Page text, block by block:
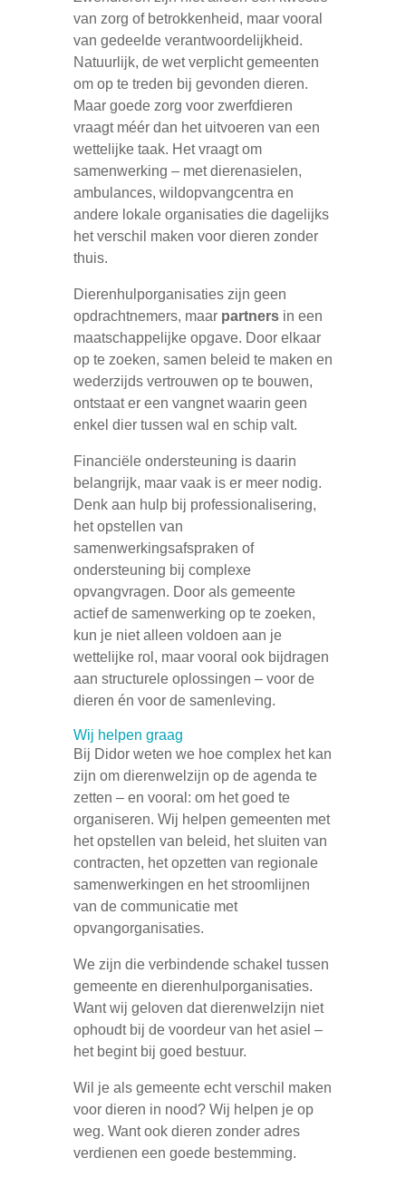
van zorg of betrokkenheid, maar vooral
van gedeelde verantwoordelijkheid.
Natuurlijk, de wet verplicht gemeenten
om op te treden bij gevonden dieren.
Maar goede zorg voor zwerfdieren
vraagt méér dan het uitvoeren van een
wettelijke taak. Het vraagt om
samenwerking – met dierenasielen,
ambulances, wildopvangcentra en
andere lokale organisaties die dagelijks
het verschil maken voor dieren zonder
thuis.
Dierenhulporganisaties zijn geen
opdrachtnemers, maar partnersin een
maatschappelijke opgave. Door elkaar
op te zoeken, samen beleid te maken en
wederzijds vertrouwen op te bouwen,
ontstaat er een vangnet waarin geen
enkel dier tussen wal en schip valt.
Financiële ondersteuning is daarin
belangrijk, maar vaak is er meer nodig.
Denk aan hulp bij professionalisering,
het opstellen van
samenwerkingsafspraken of
ondersteuning bij complexe
opvangvragen. Door als gemeente
actief de samenwerking op te zoeken,
kun je niet alleen voldoen aan je
wettelijke rol, maar vooral ook bijdragen
aan structurele oplossingen – voor de
dieren én voor de samenleving.
Wij helpen graag
Bij Didor weten we hoe complex het kan
zijn om dierenwelzijn op de agenda te
zetten – en vooral: om het goed te
organiseren. Wij helpen gemeenten met
het opstellen van beleid, het sluiten van
contracten, het opzetten van regionale
samenwerkingen en het stroomlijnen
van de communicatie met
opvangorganisaties.
We zijn die verbindende schakel tussen
gemeente en dierenhulporganisaties.
Want wij geloven dat dierenwelzijn niet
ophoudt bij de voordeur van het asiel –
het begint bij goed bestuur.
Wil je als gemeente echt verschil maken
voor dieren in nood? Wij helpen je op
weg. Want ook dieren zonder adres
verdienen een goede bestemming.